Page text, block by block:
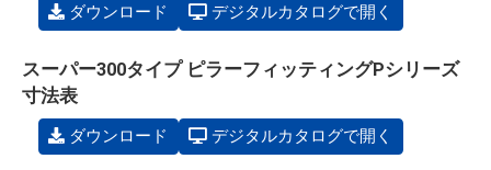
ダウンロード デジタルカタログで開く
スーパー300タイプ ピラーフィッティングPシリーズ
寸法表
ダウンロード デジタルカタログで開く